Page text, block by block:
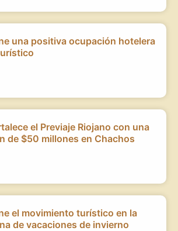
una positiva ocupación hotelera
el Previaje Riojano con una
de $50 millones en Chachos
el movimiento turístico en la
de vacaciones de invierno